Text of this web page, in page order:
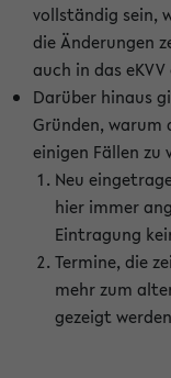
vollständig sein,
die Änderungen
auch in das
Darüber hinaus
Gründen, warum
einigen Fällen zu
Neu
hier immer
Eintragung
Termine, die
mehr zum
gezeigt